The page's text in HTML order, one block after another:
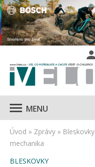
MENU
Úvod » Zprávy » Bleskovky
mechanika
BLESKOVKY